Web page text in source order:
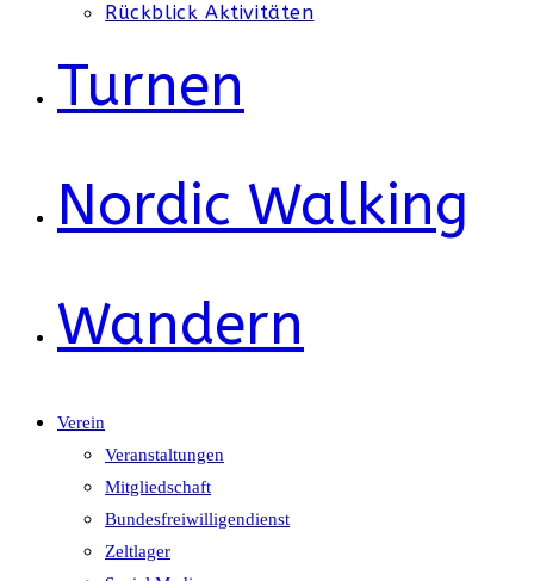
Rückblick Aktivitäten
Turnen
Nordic Walking
Wandern
Verein
Veranstaltungen
Mitgliedschaft
Bundesfreiwilligendienst
Zeltlager